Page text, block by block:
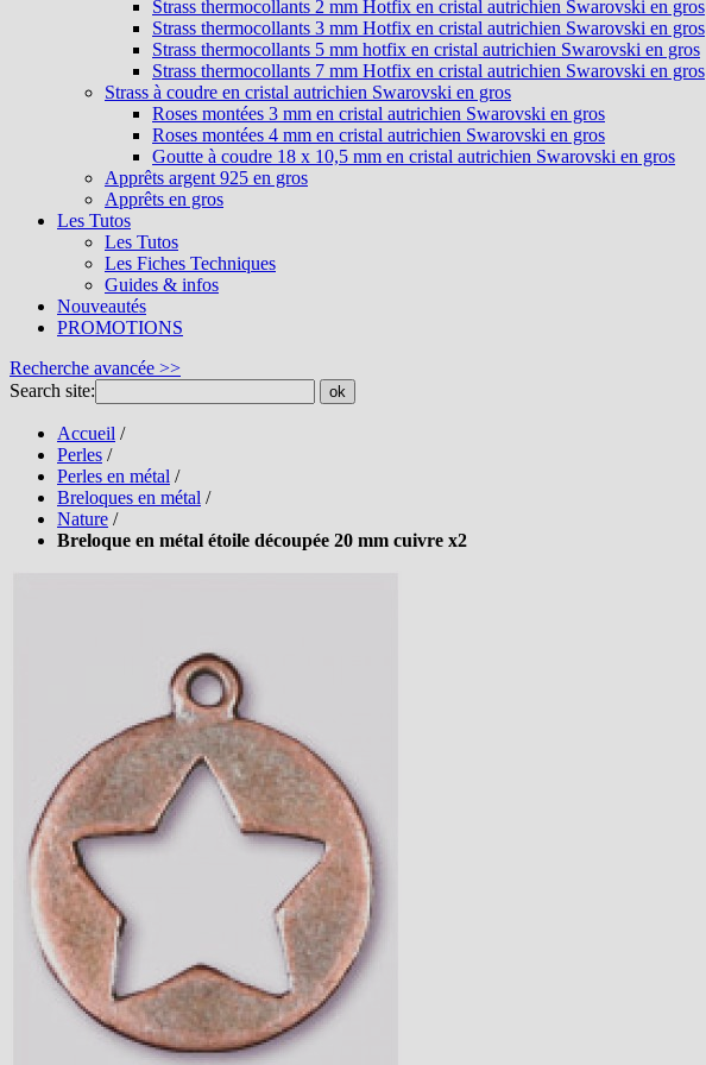
Strass thermocollants 2 mm Hotfix en cristal autrichien Swarovski en gros
Strass thermocollants 3 mm Hotfix en cristal autrichien Swarovski en gros
Strass thermocollants 5 mm hotfix en cristal autrichien Swarovski en gros
Strass thermocollants 7 mm Hotfix en cristal autrichien Swarovski en gros
Strass à coudre en cristal autrichien Swarovski en gros
Roses montées 3 mm en cristal autrichien Swarovski en gros
Roses montées 4 mm en cristal autrichien Swarovski en gros
Goutte à coudre 18 x 10,5 mm en cristal autrichien Swarovski en gros
Apprêts argent 925 en gros
Apprêts en gros
Les Tutos
Les Tutos
Les Fiches Techniques
Guides & infos
Nouveautés
PROMOTIONS
Recherche avancée >>
Search site:
ok
Accueil /
Perles /
Perles en métal /
Breloques en métal /
Nature /
Breloque en métal étoile découpée 20 mm cuivre x2